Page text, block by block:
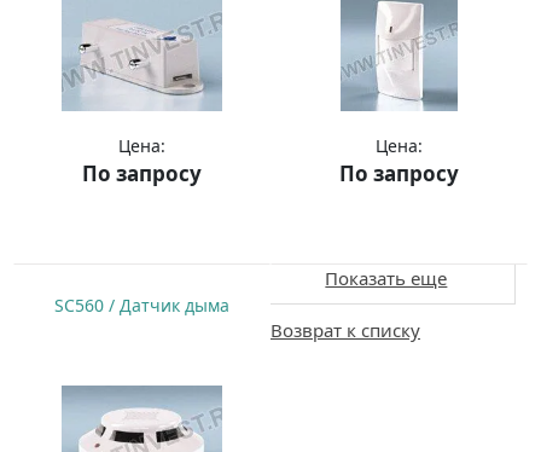
Цена:
По запросу
Цена:
По запросу
SC560 / Датчик дыма
Показать еще
Возврат к списку